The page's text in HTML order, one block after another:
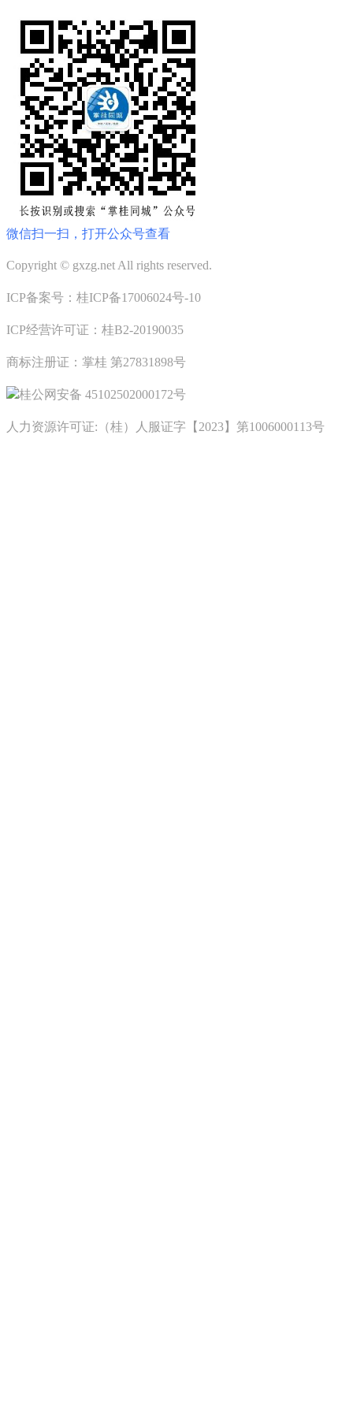
微信扫一扫，打开公众号查看
Copyright © gxzg.net All rights reserved.
ICP备案号：桂ICP备17006024号-10
ICP经营许可证：桂B2-20190035
商标注册证：掌桂 第27831898号
桂公网安备 45102502000172号
人力资源许可证:（桂）人服证字【2023】第1006000113号